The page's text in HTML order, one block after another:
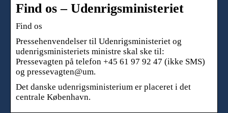
Find os – Udenrigsministeriet
Find os
Pressehenvendelser til Udenrigsministeriet og
udenrigsministeriets ministre skal ske til:
Pressevagten på telefon +45 61 97 92 47 (ikke SMS)
og pressevagten@um.
Det danske udenrigsministerium er placeret i det
centrale København.